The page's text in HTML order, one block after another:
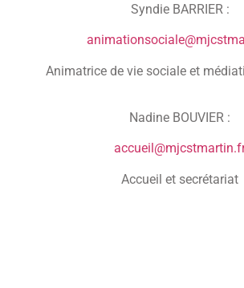
Syndie BARRIER :
Animatrice de vie sociale et
Nadine BOUVIER :
Accueil et secrétariat